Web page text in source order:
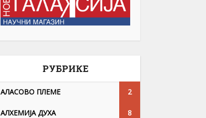
РУБРИКЕ
АЛАСОВО ПЛЕМЕ 2
АЛХЕМИЈА ДУХА 8